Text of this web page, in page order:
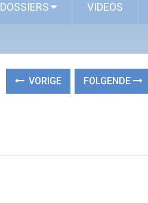
DOSSIERS VIDEOS
VORIGE FOLGENDE